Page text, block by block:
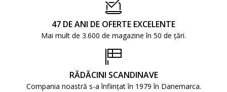
47 DE ANI DE OFERTE EXCELENTE
Mai mult de 3.600 de magazine în 50 de țări.
RĂDĂCINI SCANDINAVE
Compania noastră s-a înființat în 1979 în Danemarca.